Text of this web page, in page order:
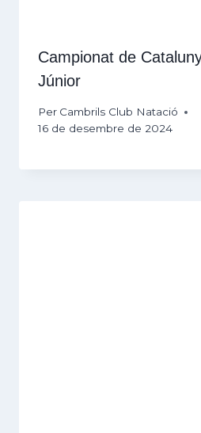
Campionat de
Júnior
Per Cambrils Club Natació
16 de desembre de 2024